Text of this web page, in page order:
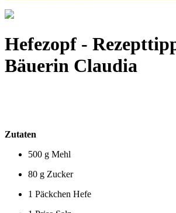
Hefezopf -
Bäuerin Claudia
Zutaten
500 g Mehl
80 g Zucker
1 Päckchen Hefe